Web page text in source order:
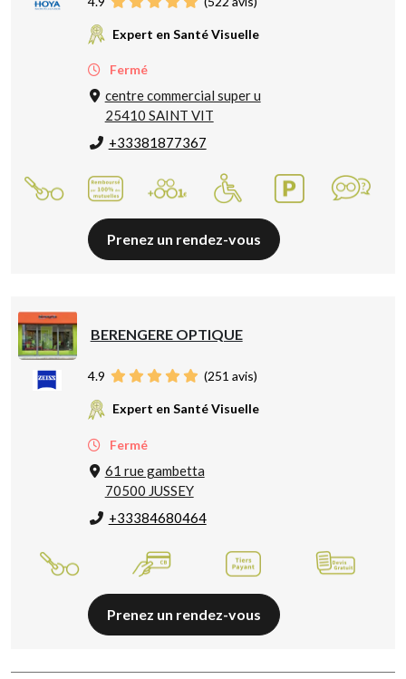
Expert en Santé Visuelle
Fermé
centre commercial super u
25410 SAINT VIT
+33381877367
Prenez un rendez-vous
BERENGERE OPTIQUE
4.9 (251 avis)
Expert en Santé Visuelle
Fermé
61 rue gambetta
70500 JUSSEY
+33384680464
Prenez un rendez-vous